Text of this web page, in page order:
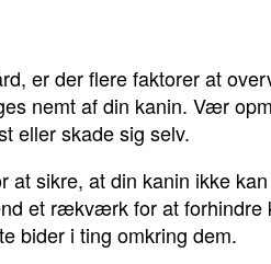
er der flere faktorer at
nemt af din kanin. Vær
eller skade sig selv.
sikre, at din kanin ikke
et rækværk for at forhindre
bider i ting omkring dem.